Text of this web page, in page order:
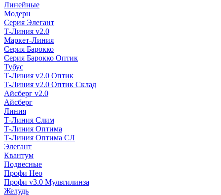
Линейные
Модерн
Серия Элегант
Т-Линия v2.0
Маркет-Линия
Серия Барокко
Серия Барокко Оптик
Тубус
Т-Линия v2.0 Оптик
Т-Линия v2.0 Оптик Склад
Айсберг v2.0
Айсберг
Линия
Т-Линия Слим
Т-Линия Оптима
Т-Линия Оптима СЛ
Элегант
Квантум
Подвесные
Профи Нео
Профи v3.0 Мультилинза
Желудь